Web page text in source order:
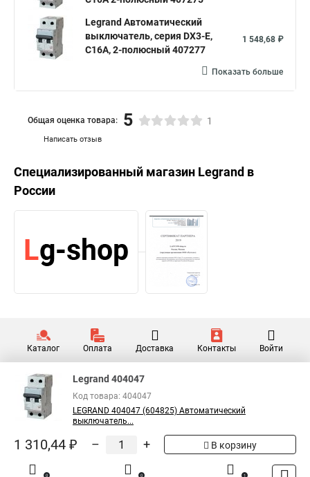
Legrand Автоматический
выключатель, серия DX3-E,
С16A, 2-полюсный 407277
1 548,68 ₽
Показать больше
Написать отзыв
Общая оценка товара: 5 1
Специализированный магазин Legrand в
России
Каталог Оплата Доставка Контакты Войти
Legrand 404047
Код товара: 404047
LEGRAND 404047 (604825) Автоматический
выключатель...
1 310,44 ₽ – + В корзину
0 0 1